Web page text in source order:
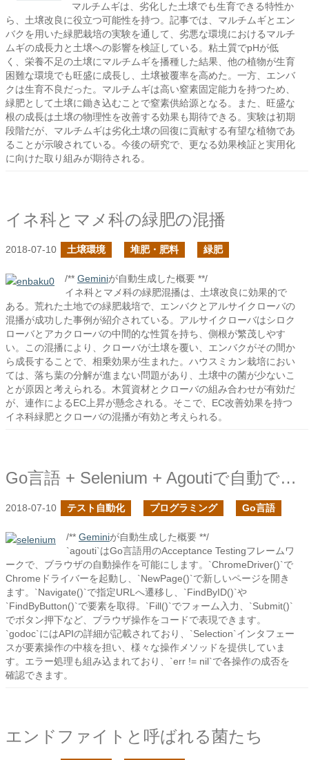
マルチムギは、劣化した土壌でも生育できる特性か
ら、土壌改良に役立つ可能性を持つ。記事では、マルチムギとエン
バクを用いた緑肥栽培の実験を通して、劣悪な環境におけるマルチ
ムギの成長力と土壌への影響を検証している。粘土質でpHが低
く、栄養不足の土壌にマルチムギを播種した結果、他の植物が生育
困難な環境でも旺盛に成長し、土壌被覆率を高めた。一方、エンバ
クは生育不良だった。マルチムギは高い窒素固定能力を持つため、
緑肥として土壌に鋤き込むことで窒素供給源となる。また、旺盛な
根の成長は土壌の物理性を改善する効果も期待できる。実験は初期
段階だが、マルチムギは劣化土壌の回復に貢献する有望な植物であ
ることが示唆されている。今後の研究で、更なる効果検証と実用化
に向けた取り組みが期待される。
イネ科とマメ科の緑肥の混播
2018-07-10 土壌環境 堆肥・肥料 緑肥
/** Geminiが自動生成した概要 **/
イネ科とマメ科の緑肥混播は、土壌改良に効果的で
ある。荒れた土地での緑肥栽培で、エンバクとアルサイクローバの
混播が成功した事例が紹介されている。アルサイクローバはシロク
ローバとアカクローバの中間的な性質を持ち、側根が繁茂しやす
い。この混播により、クローバが土壌を覆い、エンバクがその間か
ら成長することで、相乗効果が生まれた。ハウスミカン栽培におい
ては、落ち葉の分解が進まない問題があり、土壌中の菌が少ないこ
とが原因と考えられる。木質資材とクローバの組み合わせが有効だ
が、連作によるEC上昇が懸念される。そこで、EC改善効果を持つ
イネ科緑肥とクローバの混播が有効と考えられる。
Go言語 + Selenium + Agoutiで自動でGoogle検索
2018-07-10 テスト自動化 プログラミング Go言語
/** Geminiが自動生成した概要 **/
`agouti`はGo言語用のAcceptance Testingフレームワ
ークで、ブラウザの自動操作を可能にします。`ChromeDriver()`で
Chromeドライバーを起動し、`NewPage()`で新しいページを開き
ます。`Navigate()`で指定URLへ遷移し、`FindByID()`や
`FindByButton()`で要素を取得。`Fill()`でフォーム入力、`Submit()`
でボタン押下など、ブラウザ操作をコードで表現できます。
`godoc`にはAPIの詳細が記載されており、`Selection`インタフェー
スが要素操作の中核を担い、様々な操作メソッドを提供していま
す。エラー処理も組み込まれており、`err != nil`で各操作の成否を
確認できます。
エンドファイトと呼ばれる菌たち